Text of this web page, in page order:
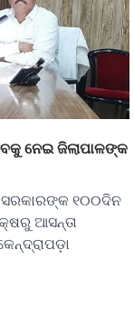
ନେଇ ଜିଲାପାଳଙ୍କ
ସରକାରଙ୍କ ୧୦୦ଦିନ
ଆସନ୍ତା